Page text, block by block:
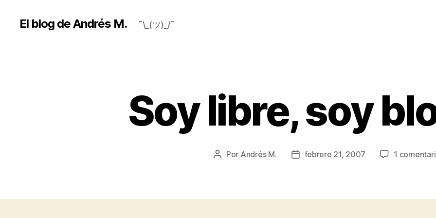
El blog de Andrés M. ¯\_(ツ)_/¯
Soy libre, soy
Autor
Por Andrés M.
Fechafebrero 21, 2007 1